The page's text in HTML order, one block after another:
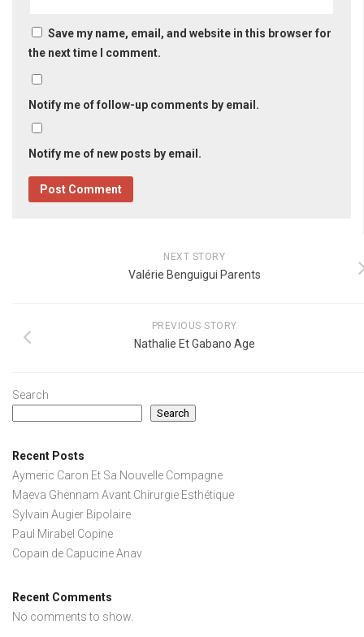
Save my name, email, and website in this browser for
the next time I comment.
Notify me of follow-up comments by email.
Notify me of new posts by email.
NEXT STORY
Valérie Benguigui Parents
PREVIOUS STORY
Nathalie Et Gabano Age
Search
Search
Recent Posts
Aymeric Caron Et Sa Nouvelle Compagne
Maeva Ghennam Avant Chirurgie Esthétique
Sylvain Augier Bipolaire
Paul Mirabel Copine
Copain de Capucine Anav
Recent Comments
No comments to show.